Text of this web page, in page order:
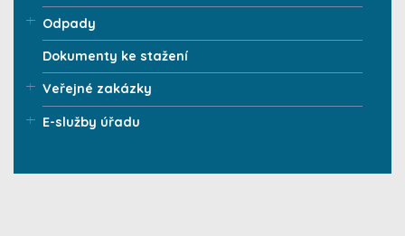
Odpady
Dokumenty ke stažení
Veřejné zakázky
E-služby úřadu